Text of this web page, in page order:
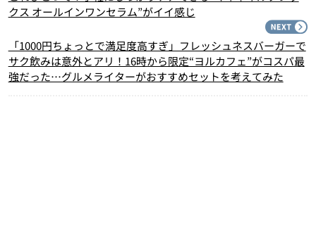
クス オールインワンセラム”がイイ感じ
「1000円ちょっとで満足度高すぎ」フレッシュネスバーガーで
サク飲みは意外とアリ！16時から限定“ヨルカフェ”がコスパ最
強だった…グルメライターがおすすめセットを考えてみた